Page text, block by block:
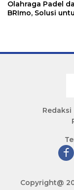
Olahraga Padel
BRImo, Solusi
Redaksi
Copyright@